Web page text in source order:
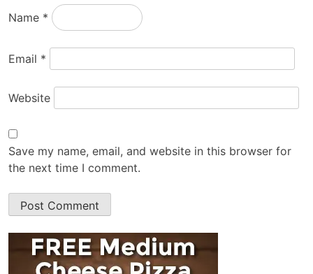
Name *
Email *
Website
Save my name, email, and website in this browser for
the next time I comment.